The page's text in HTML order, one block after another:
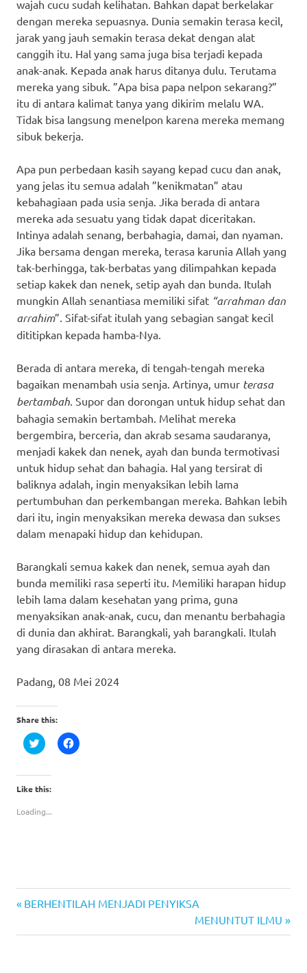
wajah cucu sudah kelihatan. Bahkan dapat berkelakar
dengan mereka sepuasnya. Dunia semakin terasa kecil,
jarak yang jauh semakin terasa dekat dengan alat
canggih itu. Hal yang sama juga bisa terjadi kepada
anak-anak. Kepada anak harus ditanya dulu. Terutama
mereka yang sibuk. ”Apa bisa papa nelpon sekarang?”
itu di antara kalimat tanya yang dikirim melalu WA.
Tidak bisa langsung menelpon karena mereka memang
sibuk bekerja.
Apa pun perbedaan kasih sayang kepad cucu dan anak,
yang jelas itu semua adalah ”kenikmatan” atau
kebahagiaan pada usia senja. Jika berada di antara
mereka ada sesuatu yang tidak dapat diceritakan.
Intinya adalah senang, berbahagia, damai, dan nyaman.
Jika bersama dengan mereka, terasa karunia Allah yang
tak-berhingga, tak-berbatas yang dilimpahkan kepada
setiap kakek dan nenek, setip ayah dan bunda. Itulah
mungkin Allah senantiasa memiliki sifat “arrahman dan
arrahim”. Sifat-sifat itulah yang sebagian sangat kecil
dititipkan kepada hamba-Nya.
Berada di antara mereka, di tengah-tengah mereka
bagaikan menambah usia senja. Artinya, umur terasa
bertambah . Supor dan dorongan untuk hidup sehat dan
bahagia semakin bertambah. Melihat mereka
bergembira, berceria, dan akrab sesama saudaranya,
menjadi kakek dan nenek, ayah dan bunda termotivasi
untuk hidup sehat dan bahagia. Hal yang tersirat di
baliknya adalah, ingin menyaksikan lebih lama
pertumbuhan dan perkembangan mereka. Bahkan lebih
dari itu, ingin menyaksikan mereka dewasa dan sukses
dalam menapaki hidup dan kehidupan.
Barangkali semua kakek dan nenek, semua ayah dan
bunda memiliki rasa seperti itu. Memiliki harapan hidup
lebih lama dalam kesehatan yang prima, guna
menyaksikan anak-anak, cucu, dan menantu berbahagia
di dunia dan akhirat. Barangkali, yah barangkali. Itulah
yang dirasakan di antara mereka.
Padang, 08 Mei 2024
Share this:
Click
to
Twitter
(Opens
in
window)
Click
to
Like this:
Loading...
Post
navigation
Previous
BERHENTILAH MENJADI PENYIKSA
Next
Post:
MENUNTUT ILMU